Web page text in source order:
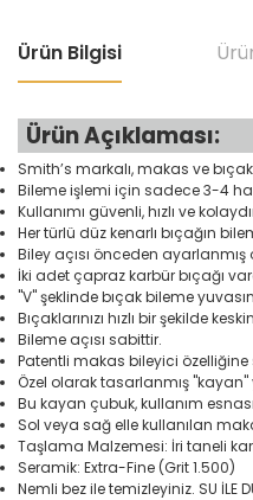
Ürün Bilgisi
Ürün Açıklaması:
Smith’s markalı, makas ve
Bileme işlemi için sadece 3-4
Kullanımı güvenli, hızlı ve
Her türlü düz kenarlı bıçağın
Biley açısı önceden
İki adet çapraz karbür bıçağı
"V" şeklinde bıçak bileme
Bıçaklarınızı hızlı bir şekilde
Bileme açısı sabittir.
Patentli makas bileyici özelliğine
Özel olarak tasarlanmış
Bu kayan çubuk, kullanım
Sol veya sağ elle kullanılan
Taşlama Malzemesi: İri taneli
Seramik: Extra-Fine (Grit 1.500)
Nemli bez ile temizleyiniz. SU İLE